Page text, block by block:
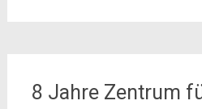
8 Jahre Zentrum